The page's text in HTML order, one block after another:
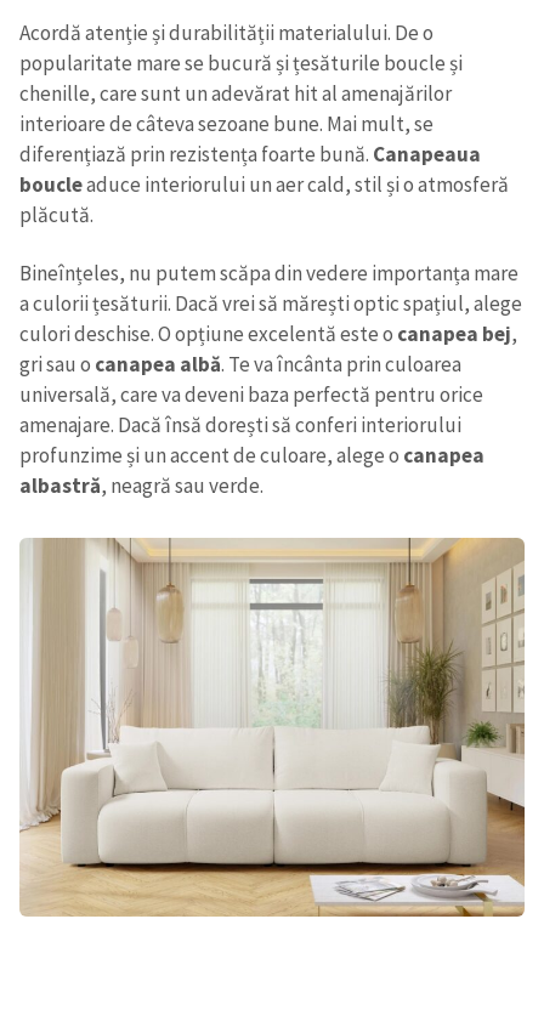
Trimite o informație
Despre ZdG
in English
на русском
Acordă atenție și durabilității materialului. De o
popularitate mare se bucură și țesăturile boucle și
chenille, care sunt un adevărat hit al amenajărilor
interioare de câteva sezoane bune. Mai mult, se
diferențiază prin rezistența foarte bună. Canapeaua
boucleaduce interiorului un aer cald, stil și o atmosferă
plăcută.
Bineînțeles, nu putem scăpa din vedere importanța mare
a culorii țesăturii. Dacă vrei să mărești optic spațiul, alege
culori deschise. O opțiune excelentă este o canapea bej,
gri sau o canapea albă. Te va încânta prin culoarea
universală, care va deveni baza perfectă pentru orice
amenajare. Dacă însă dorești să conferi interiorului
profunzime și un accent de culoare, alege o canapea
albastră, neagră sau verde.